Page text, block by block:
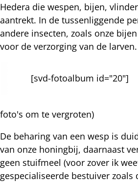
Hedera die wespen, bijen,
aantrekt. In de tussenliggende
andere insecten, zoals onze
voor de verzorging van de larven.
[svd-fotoalbum id="20"]
(klik
foto's om te vergroten)
De beharing van een wesp is
van onze honingbij, daarnaast
geen stuifmeel (voor zover ik
gespecialiseerde bestuiver zoals